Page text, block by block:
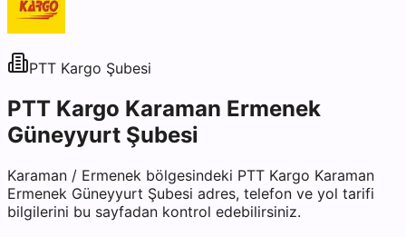
PTT Kargo Şubesi
PTT Kargo Karaman Ermenek
Güneyyurt Şubesi
Karaman / Ermenek bölgesindeki PTT Kargo Karaman
Ermenek Güneyyurt Şubesi adres, telefon ve yol tarifi
bilgilerini bu sayfadan kontrol edebilirsiniz.